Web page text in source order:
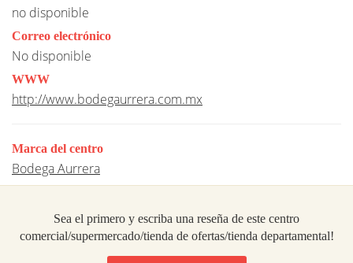
no disponible
Correo electrónico
No disponible
WWW
http://www.bodegaurrera.com.mx
Marca del centro
Bodega Aurrera
Sea el primero y escriba una reseña de este centro
comercial/supermercado/tienda de ofertas/tienda departamental!